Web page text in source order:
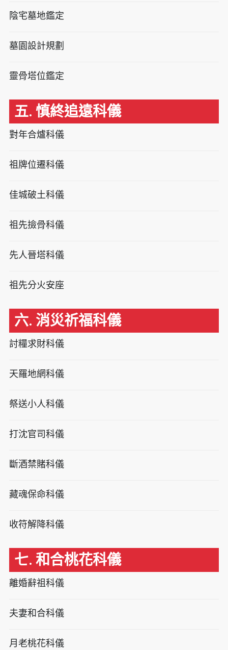
陰宅墓地鑑定
墓園設計規劃
靈骨塔位鑑定
五. 慎終追遠科儀
對年合爐科儀
祖牌位遷科儀
佳城破土科儀
祖先撿骨科儀
先人晉塔科儀
祖先分火安座
六. 消災祈福科儀
討糧求財科儀
天羅地網科儀
祭送小人科儀
打沈官司科儀
斷酒禁賭科儀
藏魂保命科儀
收符解降科儀
七. 和合桃花科儀
離婚辭祖科儀
夫妻和合科儀
月老桃花科儀